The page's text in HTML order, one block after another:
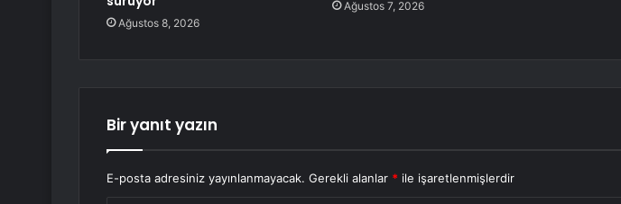
Ağustos 8, 2026
Ağustos 7, 2026
Bir yanıt yazın
E-posta adresiniz yayınlanmayacak. Gerekli alanlar * ile işaretlenmişlerdir